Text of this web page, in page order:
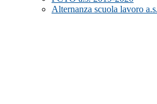
Alternanza scuola lavoro